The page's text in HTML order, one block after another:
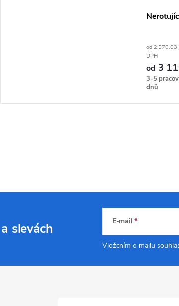
od 2 576,03
DPH
od 3
3-5
dnů
a slevách E-mail
Vložením e-mailu